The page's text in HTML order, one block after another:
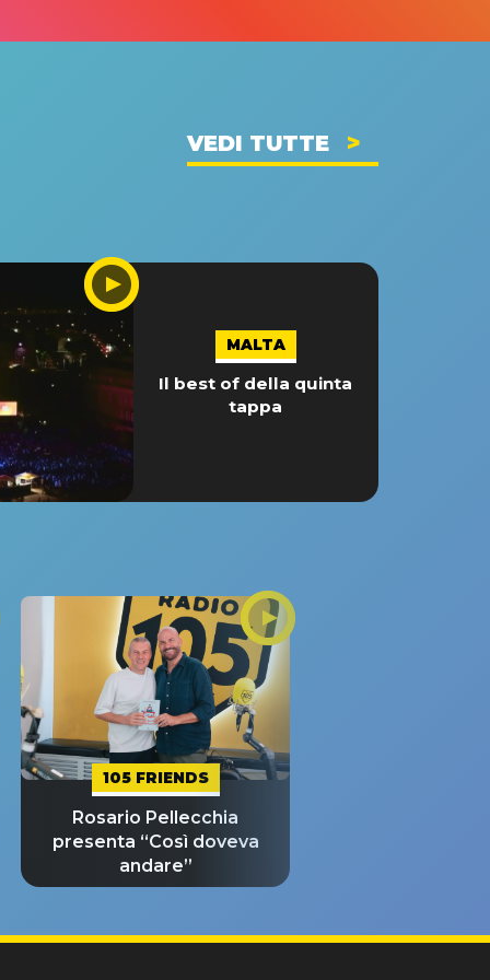
VEDI TUTTE
MALTA
Il best of della quinta
tappa
105 FRIENDS
Rosario Pellecchia
presenta “Così doveva
andare”